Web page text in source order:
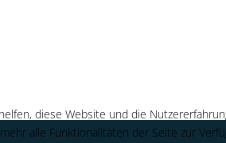
diese Website und die
alle Funktionalitäten der Seite zur